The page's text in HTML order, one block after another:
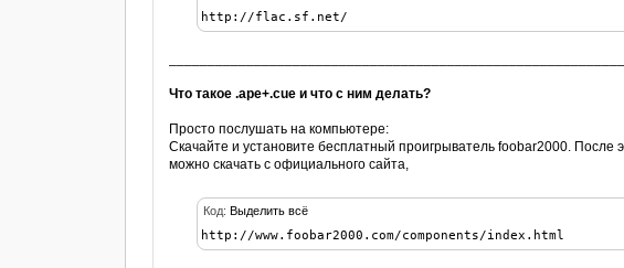
http://flac.sf.net/
Что такое .ape+.cue и что с ним делать?
Просто послушать на компьютере:
Скачайте и установите бесплатный проигрыватель foobar2000. После
можно скачать с официального сайта,
Код:Выделить всё
http://www.foobar2000.com/components/index.html